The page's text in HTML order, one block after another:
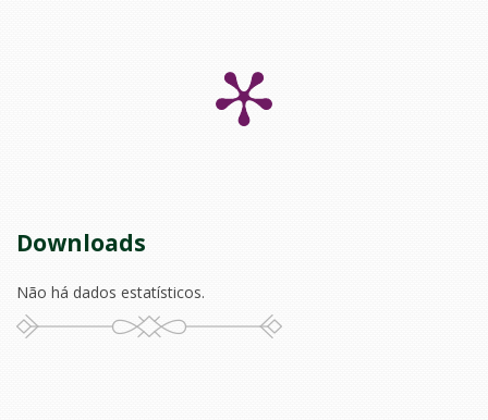
Downloads
Não há dados estatísticos.